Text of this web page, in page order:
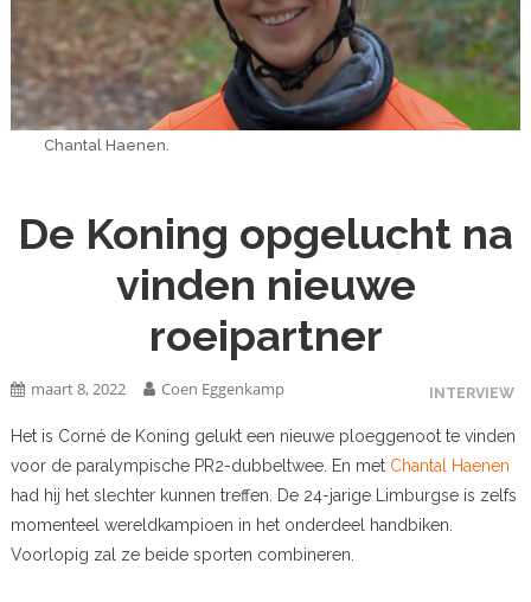
Chantal Haenen.
De Koning opgelucht na
vinden nieuwe
roeipartner
INTERVIEW
maart 8, 2022 Coen Eggenkamp
Het is Corné de Koning gelukt een nieuwe ploeggenoot te vinden
voor de paralympische PR2-dubbeltwee. En met Chantal Haenen
had hij het slechter kunnen treffen. De 24-jarige Limburgse is zelfs
momenteel wereldkampioen in het onderdeel handbiken.
Voorlopig zal ze beide sporten combineren.